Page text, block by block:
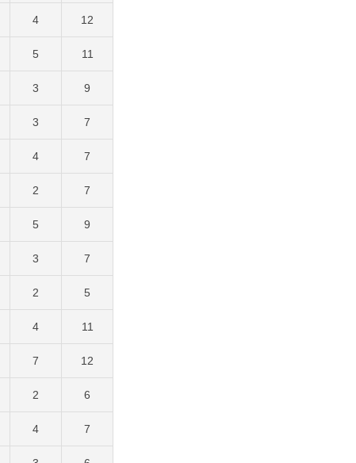
4 12
5 11
3 9
3 7
4 7
2 7
5 9
3 7
2 5
4 11
7 12
2 6
4 7